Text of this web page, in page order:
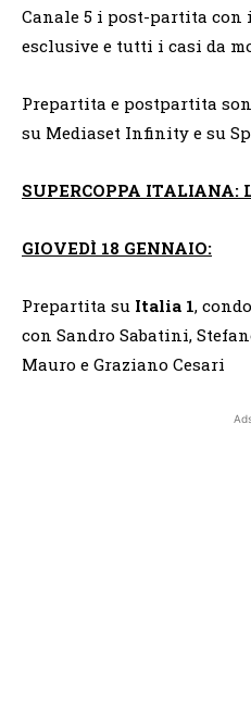
Canale 5 i post-partita
esclusive e tutti i casi da
Prepartita e postpartita
su Mediaset Infinity e su
SUPERCOPPA ITALIANA:
GIOVEDÌ 18 GENNAIO:
Prepartita su Italia 1,
con Sandro Sabatini,
Mauro e Graziano Cesari